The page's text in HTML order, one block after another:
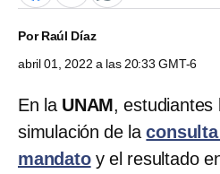
PorRaúl Díaz
abril 01, 2022 a las 20:33 GMT-6
En la UNAM, estudiantes
simulación de la
mandatoy el resultado